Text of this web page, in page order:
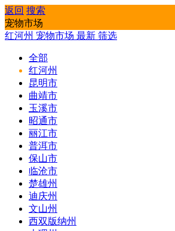
返回 搜索
宠物市场
红河州 宠物市场 最新 筛选
全部
红河州
昆明市
曲靖市
玉溪市
昭通市
丽江市
普洱市
保山市
临沧市
楚雄州
迪庆州
文山州
西双版纳州